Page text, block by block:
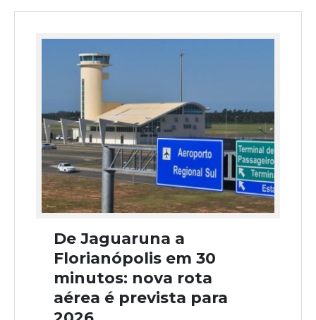
De Jaguaruna a
Florianópolis em 30
minutos: nova rota
aérea é prevista para